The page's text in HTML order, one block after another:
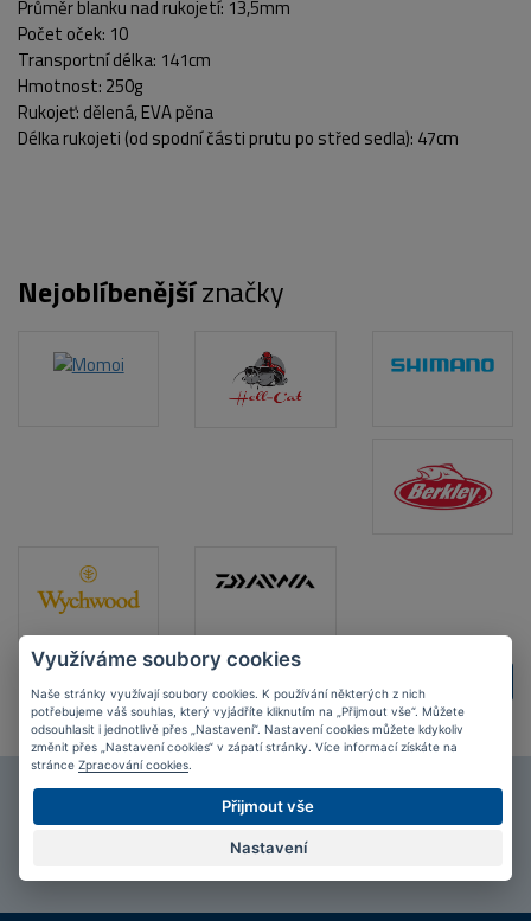
Průměr blanku nad rukojetí: 13,5mm
Počet oček: 10
Transportní délka: 141cm
Hmotnost: 250g
Rukojeť: dělená, EVA pěna
Délka rukojeti (od spodní části prutu po střed sedla): 47cm
Nejoblíbenějšíznačky
Připojte se k našimfanouškům
PŘIPOJIT SE
Využíváme soubory cookies
Naše stránky využívají soubory cookies. K používání některých z nich
potřebujeme váš souhlas, který vyjádříte kliknutím na „Přijmout vše“. Můžete
odsouhlasit i jednotlivě přes „Nastavení“. Nastavení cookies můžete kdykoliv
změnit přes „Nastavení cookies“ v zápatí stránky. Více informací získáte na
stránce Zpracování cookies
Přijmout vše
Nastavení